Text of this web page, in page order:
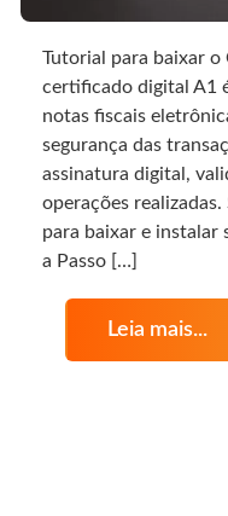
Tutorial para baixar
certificado digital A1
notas fiscais
segurança das
assinatura digital,
operações realizadas.
para baixar e instalar
a Passo […]
Leia mais...